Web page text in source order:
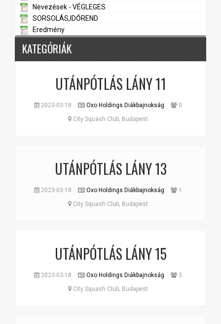
Nevezések - VÉGLEGES
SORSOLÁS,IDŐREND
Eredmény
KATEGÓRIÁK
UTÁNPÓTLÁS LÁNY 11
2023-03-18 Oxo Holdings Diákbajnokság
0
City Squash Club, Budapest
UTÁNPÓTLÁS LÁNY 13
2023-03-18 Oxo Holdings Diákbajnokság
1
City Squash Club, Budapest
UTÁNPÓTLÁS LÁNY 15
2023-03-18 Oxo Holdings Diákbajnokság
3
City Squash Club, Budapest